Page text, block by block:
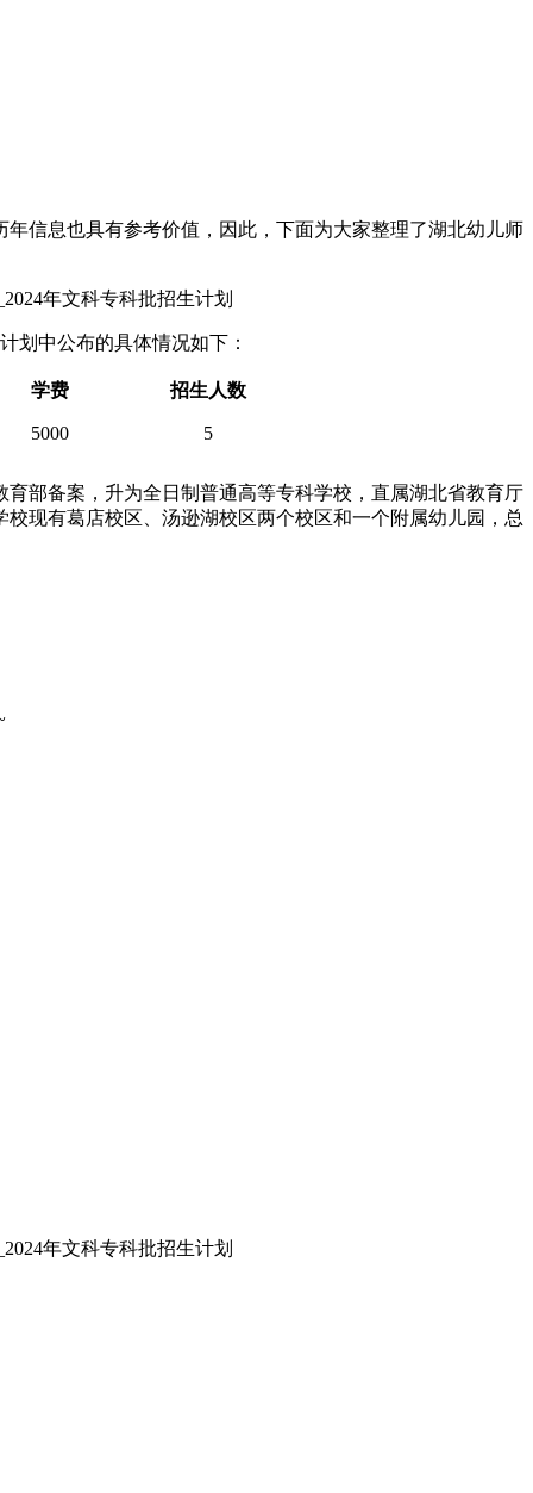
信息也具有参考价值，因此，下面为大家整理了湖北幼儿师
划中公布的具体情况如下：
学费
招生人数
5000 5
部备案，升为全日制普通高等专科学校，直属湖北省教育厅
现有葛店校区、汤逊湖校区两个校区和一个附属幼儿园，总